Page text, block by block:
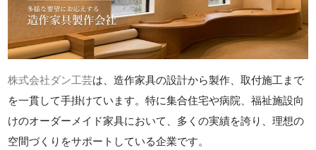
株式会社ダン工芸は、造作家具の設計から製作、取付施工まで
を一貫して手掛けています。特に集合住宅や病院、福祉施設向
けのオーダーメイド家具において、多くの実績を誇り、理想の
空間づくりをサポートしている企業です。